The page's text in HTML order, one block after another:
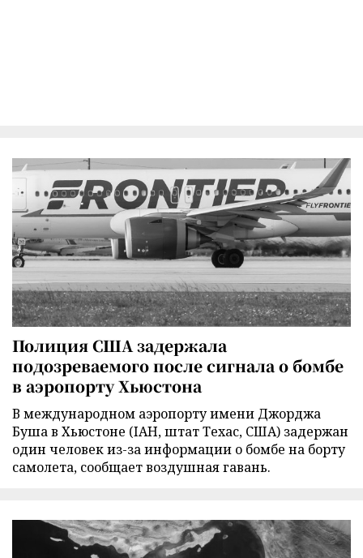
Полиция США задержала
подозреваемого после сигнала о бомбе
в аэропорту Хьюстона
В международном аэропорту имени Джорджа
Буша в Хьюстоне (IAH, штат Техас, США) задержан
один человек из-за информации о бомбе на борту
самолета, сообщает воздушная гавань.